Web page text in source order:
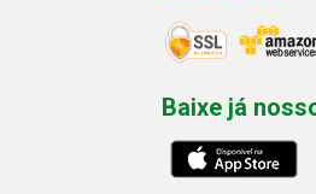
Baixe já